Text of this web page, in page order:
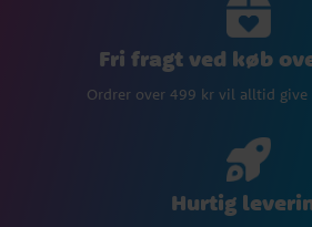
Fri fragt ved køb
Ordrer over 499 kr vil alltid give
Hurtig